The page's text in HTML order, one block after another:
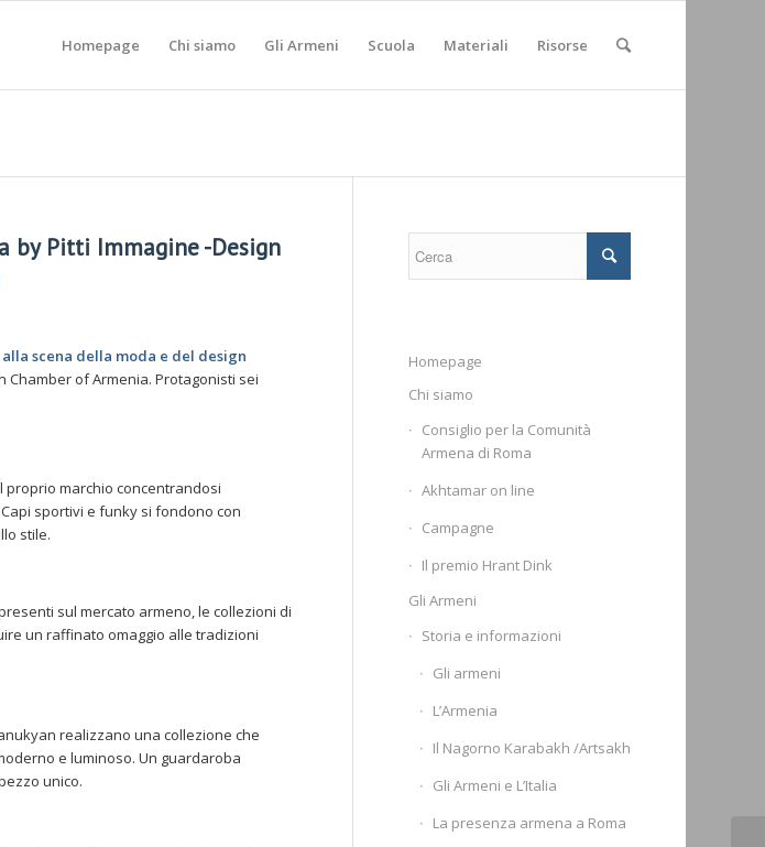
Homepage Chi siamo Gli Armeni Scuola Materiali Risorse
by Pitti Immagine -Design
scena della moda e del design
Chamber of Armenia. Protagonisti sei
proprio marchio concentrandosi
sportivi e funky si fondono con
stile.
sul mercato armeno, le collezioni di
un raffinato omaggio alle tradizioni
realizzano una collezione che
e luminoso. Un guardaroba
unico.
Homepage
Chi siamo
Consiglio per la Comunità
Armena di Roma
Akhtamar on line
Campagne
Il premio Hrant Dink
Gli Armeni
Storia e informazioni
Gli armeni
L’Armenia
Il Nagorno Karabakh /Artsakh
Gli Armeni e L’Italia
La presenza armena a Roma